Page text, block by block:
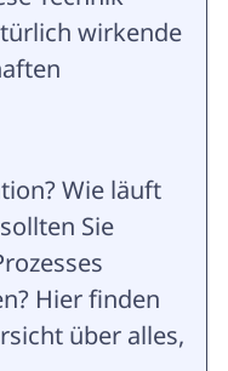
wirkende
Wie läuft
Sie
Hier finden
über alles,